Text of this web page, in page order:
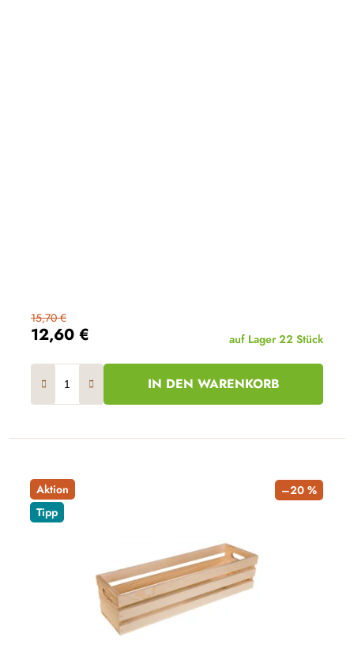
12,60 €
15,70 €
auf Lager 22 Stück
IN DEN WARENKORB
Aktion
Tipp
–20 %